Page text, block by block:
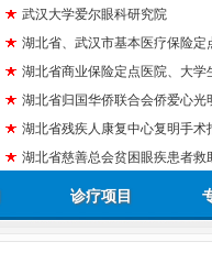
武汉大学爱尔眼科研究院
湖北省、武汉市基本医疗保险定
湖北省商业保险定点医院、大学
湖北省归国华侨联合会侨爱心光
湖北省残疾人康复中心复明手术
湖北省慈善总会贫困眼疾患者救
诊疗项目